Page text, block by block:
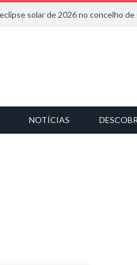
solar de 2026 no concelho de
NOTÍCIAS